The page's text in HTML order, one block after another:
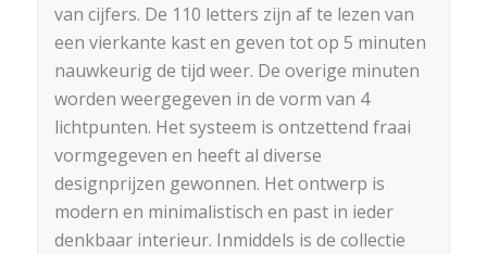
van cijfers. De 110 letters zijn af te lezen van
een vierkante kast en geven tot op 5 minuten
nauwkeurig de tijd weer. De overige minuten
worden weergegeven in de vorm van 4
lichtpunten. Het systeem is ontzettend fraai
vormgegeven en heeft al diverse
designprijzen gewonnen. Het ontwerp is
modern en minimalistisch en past in ieder
denkbaar interieur. Inmiddels is de collectie